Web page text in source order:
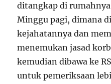
ditangkap di
Minggu pagi, dimana
kejahatannya dan
menemukan jasad
kemudian dibawa ke
untuk pemeriksaan